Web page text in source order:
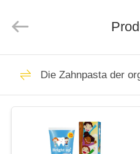
HAUS
PRODUKTE
VIDEOS
CENTER.
Zahnpasta
Die Zahnpasta der